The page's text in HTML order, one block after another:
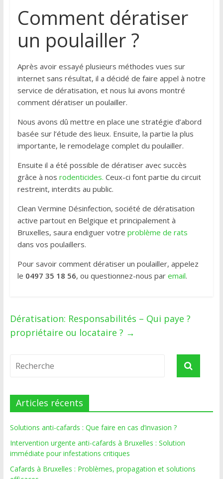
Comment dératiser
un poulailler ?
Après avoir essayé plusieurs méthodes vues sur
internet sans résultat, il a décidé de faire appel à notre
service de dératisation, et nous lui avons montré
comment dératiser un poulailler.
Nous avons dû mettre en place une stratégie d’abord
basée sur l’étude des lieux. Ensuite, la partie la plus
importante, le remodelage complet du poulailler.
Ensuite il a été possible de dératiser avec succès
grâce à nos rodenticides. Ceux-ci font partie du circuit
restreint, interdits au public.
Clean Vermine Désinfection, société de dératisation
active partout en Belgique et principalement à
Bruxelles, saura endiguer votre problème de rats
dans vos poulaillers.
Pour savoir comment dératiser un poulailler, appelez
le 0497 35 18 56, ou questionnez-nous par email.
Dératisation: Responsabilités – Qui paye ?
propriétaire ou locataire ? →
Articles récents
Solutions anti-cafards : Que faire en cas d’invasion ?
Intervention urgente anti-cafards à Bruxelles : Solution
immédiate pour infestations critiques
Cafards à Bruxelles : Problèmes, propagation et solutions